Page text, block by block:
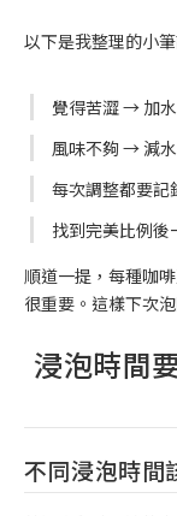
以下是我整理的小筆
覺得苦澀 → 加
風味不夠 → 減
每次調整都要記
找到完美比例後
順道一提，每種咖
很重要。這樣下次
浸泡時間
不同浸泡時間